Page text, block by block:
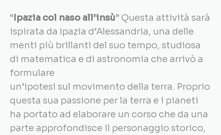
“Ipazia col naso all’insù” Questa attività sarà
ispirata da Ipazia d’Alessandria, una delle
menti più brillanti del suo tempo, studiosa
di matematica e di astronomia che arrivò a
formulare
un’ipotesi sul movimento della terra. Proprio
questa sua passione per la terra e i pianeti
ha portato ad elaborare un corso che da una
parte approfondisce il personaggio storico,